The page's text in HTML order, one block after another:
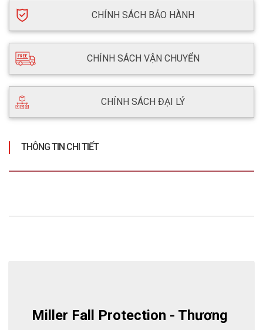
CHÍNH SÁCH BẢO HÀNH
CHÍNH SÁCH VẬN CHUYỂN
CHÍNH SÁCH ĐẠI LÝ
THÔNG TIN CHI TIẾT
Miller Fall Protection - Thương